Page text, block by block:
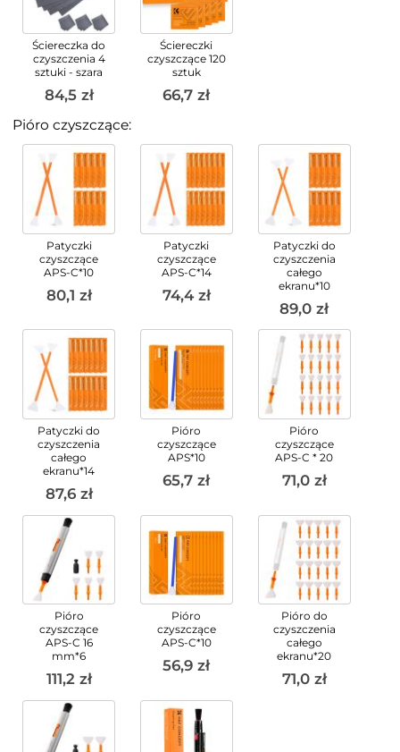
Ściereczka do
czyszczenia 4
sztuki - szara
84,5 zł
Ściereczki
czyszczące 120
sztuk
66,7 zł
Pióro czyszczące:
Patyczki
czyszczące
APS-C*10
80,1 zł
Patyczki
czyszczące
APS-C*14
74,4 zł
Patyczki do
czyszczenia
całego
ekranu*10
89,0 zł
Patyczki do
czyszczenia
całego
ekranu*14
87,6 zł
Pióro
czyszczące
APS*10
65,7 zł
Pióro
czyszczące
APS-C * 20
71,0 zł
Pióro
czyszczące
APS-C 16
mm*6
111,2 zł
Pióro
czyszczące
APS-C*10
56,9 zł
Pióro do
czyszczenia
całego
ekranu*20
71,0 zł